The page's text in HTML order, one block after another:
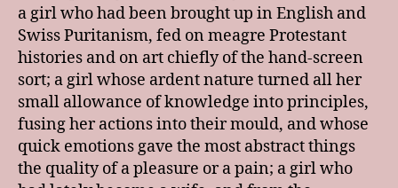
a girl who had been brought up in English and
Swiss Puritanism, fed on meagre Protestant
histories and on art chiefly of the hand-screen
sort; a girl whose ardent nature turned all her
small allowance of knowledge into principles,
fusing her actions into their mould, and whose
quick emotions gave the most abstract things
the quality of a pleasure or a pain; a girl who